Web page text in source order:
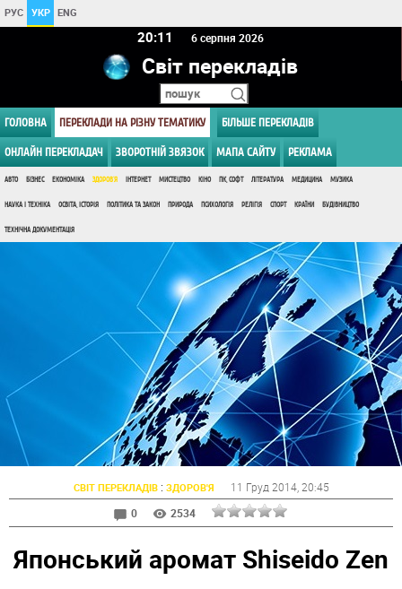
РУС УКР ENG
20:11 6 серпня 2026
Світ перекладів
ГОЛОВНА ПЕРЕКЛАДИ НА РІЗНУ ТЕМАТИКУ БІЛЬШЕ ПЕРЕКЛАДІВ
ОНЛАЙН ПЕРЕКЛАДАЧ ЗВОРОТНІЙ ЗВЯЗОК МАПА САЙТУ РЕКЛАМА
АВТО БІЗНЕС ЕКОНОМІКА ЗДОРОВ'Я ІНТЕРНЕТ МИСТЕЦТВО КІНО ПК, СОФТ ЛІТЕРАТУРА МЕДИЦИНА МУЗИКА
НАУКА І ТЕХНІКА ОСВІТА, ІСТОРІЯ ПОЛІТИКА ТА ЗАКОН ПРИРОДА ПСИХОЛОГІЯ РЕЛІГІЯ СПОРТ КРАЇНИ БУДІВНИЦТВО
ТЕХНІЧНА ДОКУМЕНТАЦІЯ
СВІТ ПЕРЕКЛАДІВ: ЗДОРОВ'Я 11 Груд 2014, 20:45
0
2534
Японський аромат Shiseido Zen